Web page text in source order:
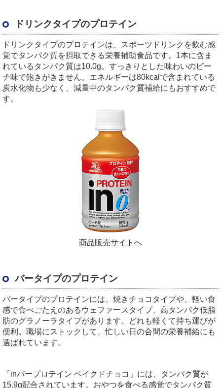
ドリンクタイプのプロテイン
ドリンクタイプのプロテインは、スポーツドリンクを飲む感
覚でタンパク質を摂取できる栄養補助食品です。1本に含ま
れているタンパク質は10.0g。すっきりとした味わいのピー
チ味で飽きがきません。エネルギーは80kcalで含まれている
炭水化物も少なく、減量中のタンパク質補給にもおすすめで
す。
商品販売サイトへ
バータイプのプロテイン
バータイプのプロテインには、焼きチョコタイプや、軽い食
感で食べごたえのあるウェファースタイプ、高タンパク低脂
肪のグラノーラタイプがあります。どれも軽くて持ち運びが
便利。職場にストックして、忙しい日の合間の栄養補給にも
選ばれています。
「inバープロテイン ベイクドチョコ」には、タンパク質が
15.9g配合されています。おやつを食べる感覚でタンパク質